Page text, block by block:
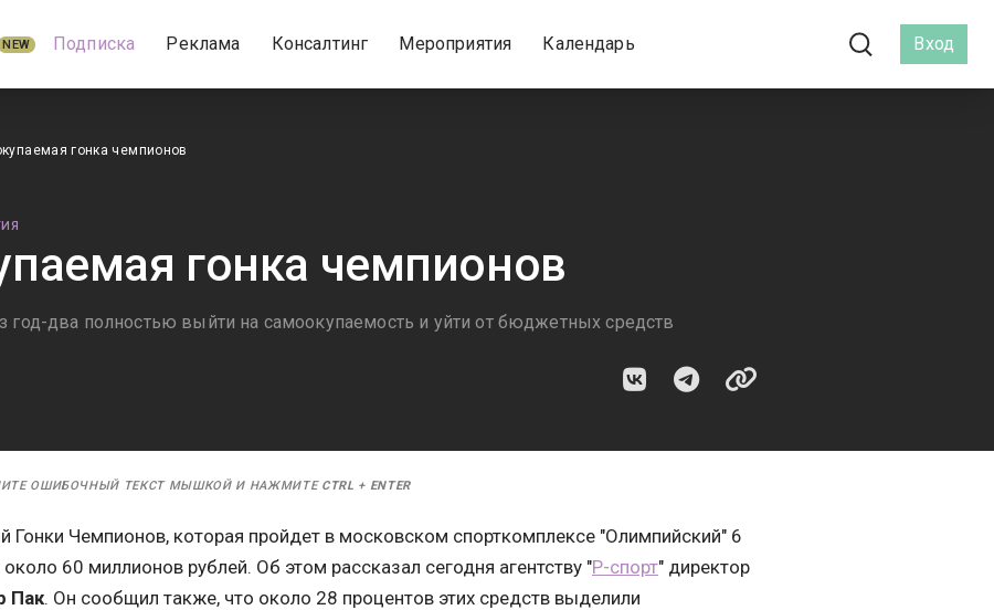
NEW Подписка Реклама Консалтинг Мероприятия Календарь Вход
гонка чемпионов
гонка чемпионов
год-два полностью выйти на самоокупаемость и уйти от бюджетных средств
ОШИБОЧНЫЙ ТЕКСТ МЫШКОЙ И НАЖМИТЕ CTRL + ENTER
Гонки Чемпионов, которая пройдет в московском спорткомплексе "Олимпийский" 6
около 60 миллионов рублей. Об этом рассказал сегодня агентству "Р-спорт" директор
Пак. Он сообщил также, что около 28 процентов этих средств выделили